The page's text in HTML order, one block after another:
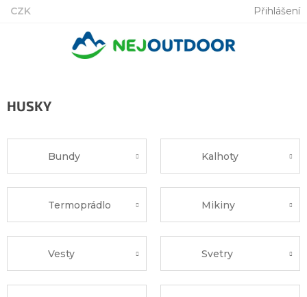
Přejít
CZK Přihlášení
HUSKY
Bundy Kalhoty
Termoprádlo Mikiny
Vesty Svetry